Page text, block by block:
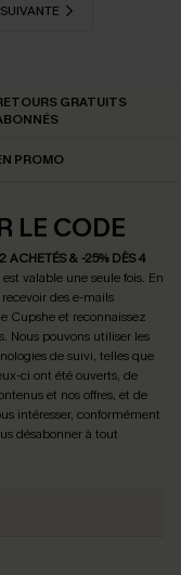
GRATUITS
PROMO
LE CODE
ACHETÉS & -25% DÈS 4
valable une seule fois. En
des e-mails
Cupshe et reconnaissez
. Nous pouvons utiliser les
de suivi, telles que
ci ont été ouverts, de
et nos offres, et de
intéresser, conformément
désabonner à tout